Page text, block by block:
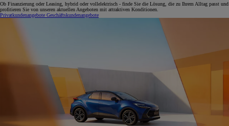
Ob Finanzierung oder Leasing, hybrid oder vollelektrisch - finde Sie die Lösung, die zu Ihrem Alltag passt und
profitieren Sie von unseren aktuellen Angeboten mit attraktiven Konditionen.
Privatkundenangebote Geschäftskundenangebote